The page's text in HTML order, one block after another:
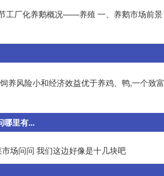
工厂化养鹅概况——养殖 一、养鹅市场前
养风险小和经济效益优于养鸡、鸭,一个致
哪里有...
场问问 我们这边好像是十几块吧